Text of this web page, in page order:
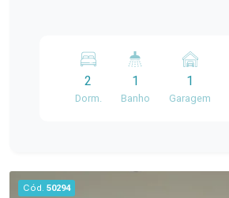
2
Dorm.
1
Banho
1
Garagem
Cód. 50294